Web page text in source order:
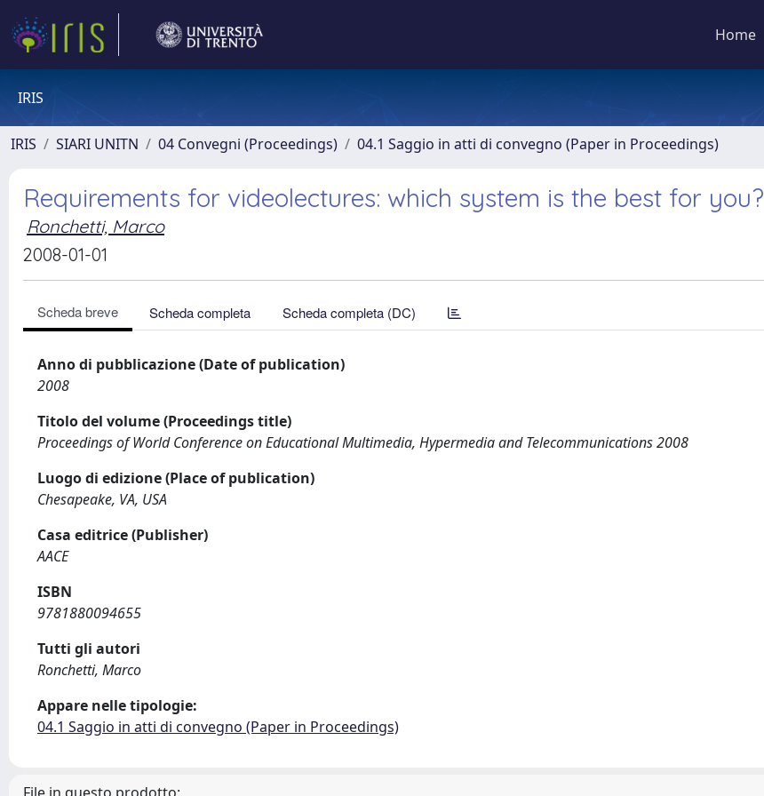
Home
IRIS
IRIS SIARI UNITN 04 Convegni (Proceedings) 04.1 Saggio in atti di convegno (Paper in Proceedings)
Requirements for videolectures: which system is the best for you?
Ronchetti, Marco
2008-01-01
Scheda breve Scheda completa Scheda completa (DC)
Anno di pubblicazione (Date of publication)
2008
Titolo del volume (Proceedings title)
Proceedings of World Conference on Educational Multimedia, Hypermedia and Telecommunications 2008
Luogo di edizione (Place of publication)
Chesapeake, VA, USA
Casa editrice (Publisher)
AACE
ISBN
9781880094655
Tutti gli autori
Ronchetti, Marco
Appare nelle tipologie:
04.1 Saggio in atti di convegno (Paper in Proceedings)